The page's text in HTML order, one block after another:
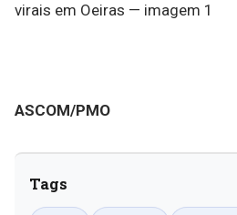
ASCOM/PMO
Tags